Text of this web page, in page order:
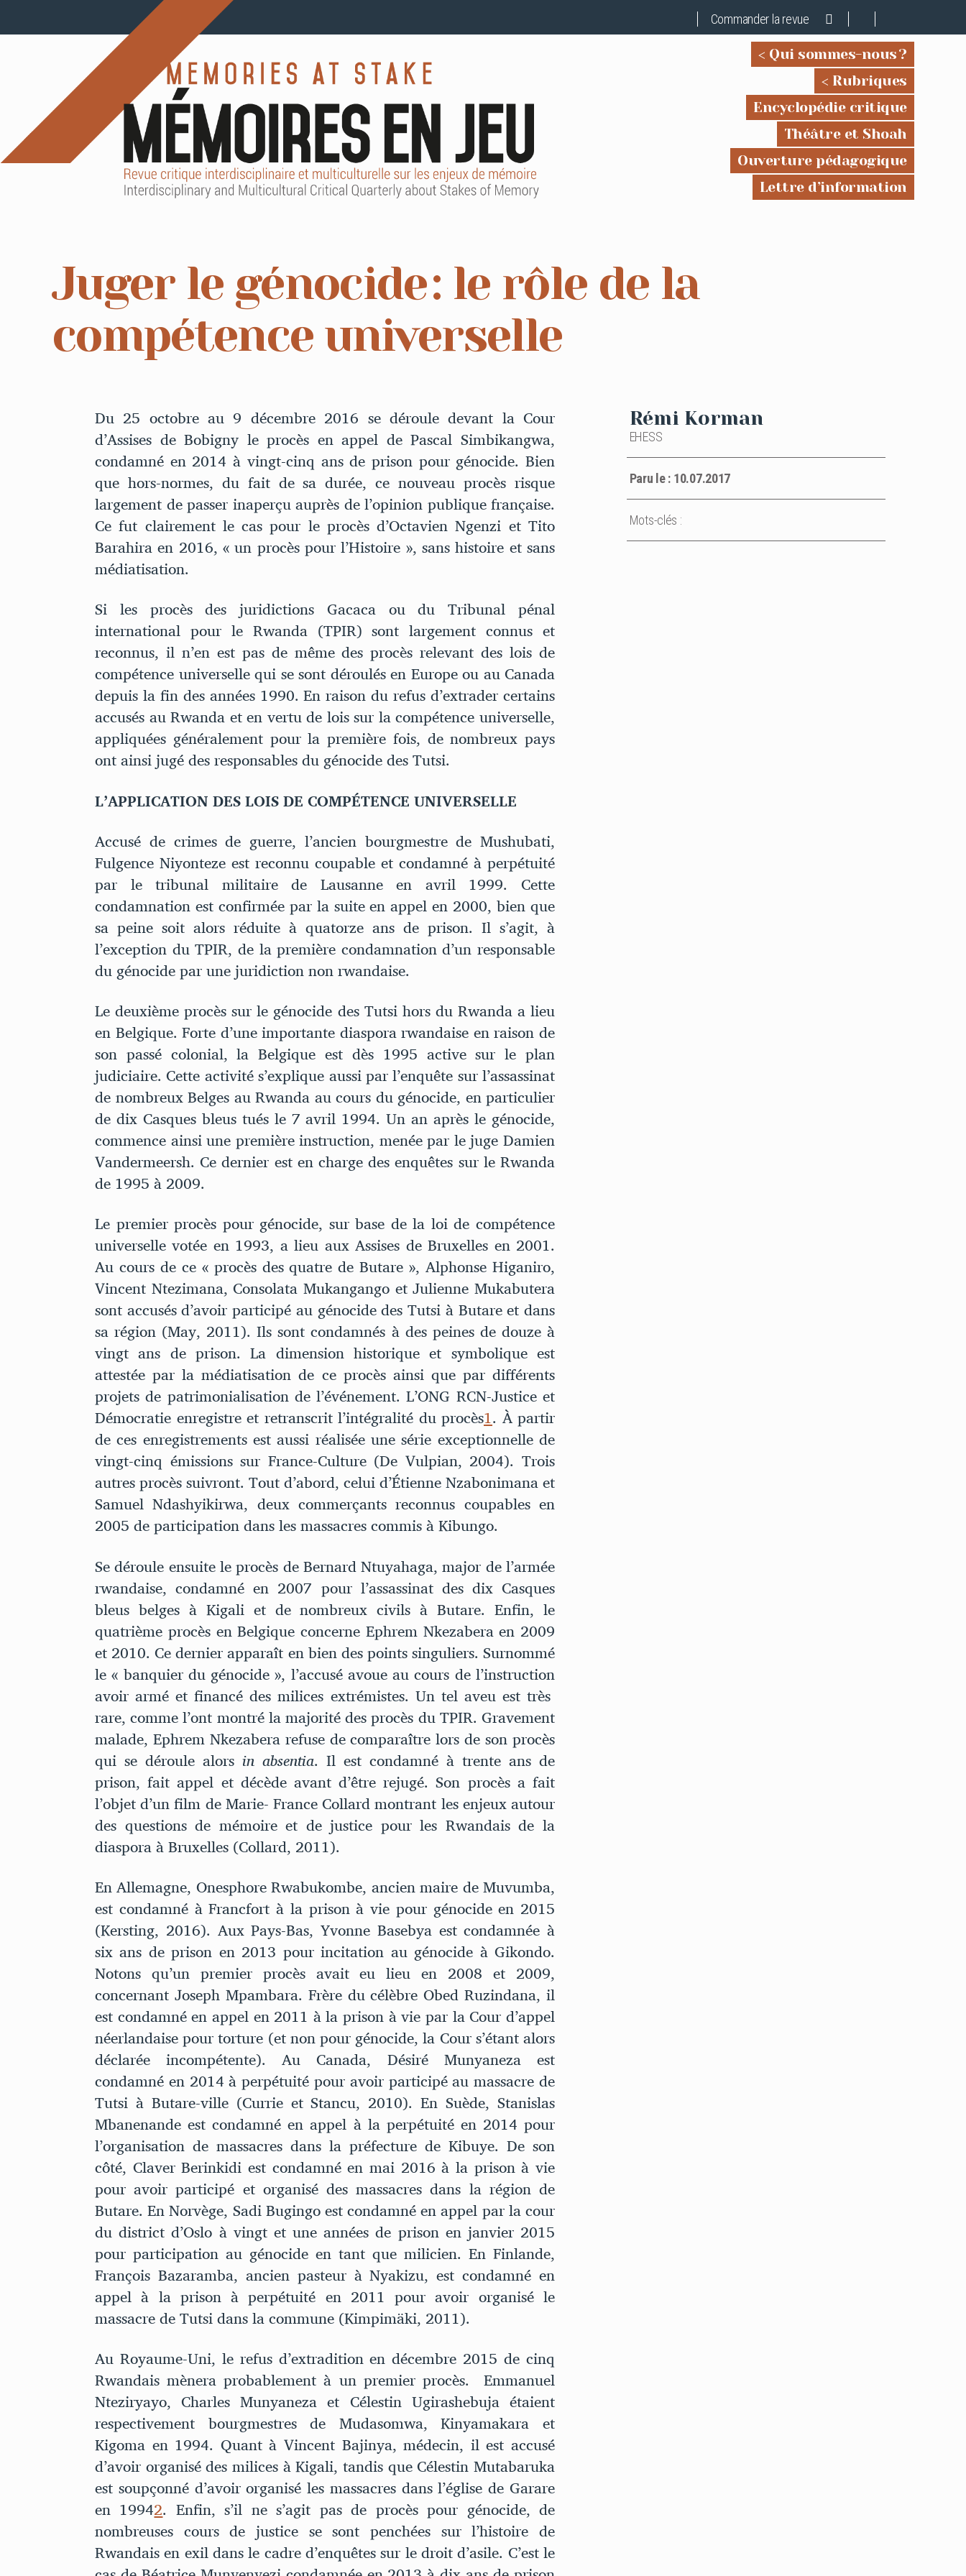
Commander la revue
Qui sommes-nous ?
Rubriques
Encyclopédie critique
Théâtre et Shoah
Ouverture pédagogique
Lettre d’information
Juger le génocide : le rôle de la
compétence universelle
Rémi Korman
EHESS
Paru le : 10.07.2017
Mots-clés :
Du 25 octobre au 9 décembre 2016 se déroule devant la Cour
d’Assises de Bobigny le procès en appel de Pascal Simbikangwa,
condamné en 2014 à vingt-cinq ans de prison pour génocide. Bien
que hors-normes, du fait de sa durée, ce nouveau procès risque
largement de passer inaperçu auprès de l’opinion publique française.
Ce fut clairement le cas pour le procès d’Octavien Ngenzi et Tito
Barahira en 2016, « un procès pour l’Histoire », sans histoire et sans
médiatisation.
Si les procès des juridictions Gacaca ou du Tribunal pénal
international pour le Rwanda (TPIR) sont largement connus et
reconnus, il n’en est pas de même des procès relevant des lois de
compétence universelle qui se sont déroulés en Europe ou au Canada
depuis la fin des années 1990. En raison du refus d’extrader certains
accusés au Rwanda et en vertu de lois sur la compétence universelle,
appliquées généralement pour la première fois, de nombreux pays
ont ainsi jugé des responsables du génocide des Tutsi.
L’APPLICATION DES LOIS DE COMPÉTENCE UNIVERSELLE
Accusé de crimes de guerre, l’ancien bourgmestre de Mushubati,
Fulgence Niyonteze est reconnu coupable et condamné à perpétuité
par le tribunal militaire de Lausanne en avril 1999. Cette
condamnation est confirmée par la suite en appel en 2000, bien que
sa peine soit alors réduite à quatorze ans de prison. Il s’agit, à
l’exception du TPIR, de la première condamnation d’un responsable
du génocide par une juridiction non rwandaise.
Le deuxième procès sur le génocide des Tutsi hors du Rwanda a lieu
en Belgique. Forte d’une importante diaspora rwandaise en raison de
son passé colonial, la Belgique est dès 1995 active sur le plan
judiciaire. Cette activité s’explique aussi par l’enquête sur l’assassinat
de nombreux Belges au Rwanda au cours du génocide, en particulier
de dix Casques bleus tués le 7 avril 1994. Un an après le génocide,
commence ainsi une première instruction, menée par le juge Damien
Vandermeersh. Ce dernier est en charge des enquêtes sur le Rwanda
de 1995 à 2009.
Le premier procès pour génocide, sur base de la loi de compétence
universelle votée en 1993, a lieu aux Assises de Bruxelles en 2001.
Au cours de ce « procès des quatre de Butare », Alphonse Higaniro,
Vincent Ntezimana, Consolata Mukangango et Julienne Mukabutera
sont accusés d’avoir participé au génocide des Tutsi à Butare et dans
sa région (May, 2011). Ils sont condamnés à des peines de douze à
vingt ans de prison. La dimension historique et symbolique est
attestée par la médiatisation de ce procès ainsi que par différents
projets de patrimonialisation de l’événement. L’ONG RCN-Justice et
Démocratie enregistre et retranscrit l’intégralité du procès1. À partir
de ces enregistrements est aussi réalisée une série exceptionnelle de
vingt-cinq émissions sur France-Culture (De Vulpian, 2004). Trois
autres procès suivront. Tout d’abord, celui d’Étienne Nzabonimana et
Samuel Ndashyikirwa, deux commerçants reconnus coupables en
2005 de participation dans les massacres commis à Kibungo.
Se déroule ensuite le procès de Bernard Ntuyahaga, major de l’armée
rwandaise, condamné en 2007 pour l’assassinat des dix Casques
bleus belges à Kigali et de nombreux civils à Butare. Enfin, le
quatrième procès en Belgique concerne Ephrem Nkezabera en 2009
et 2010. Ce dernier apparaît en bien des points singuliers. Surnommé
le « banquier du génocide », l’accusé avoue au cours de l’instruction
avoir armé et financé des milices extrémistes. Un tel aveu est très
rare, comme l’ont montré la majorité des procès du TPIR. Gravement
malade, Ephrem Nkezabera refuse de comparaître lors de son procès
qui se déroule alors in absentia. Il est condamné à trente ans de
prison, fait appel et décède avant d’être rejugé. Son procès a fait
l’objet d’un film de Marie- France Collard montrant les enjeux autour
des questions de mémoire et de justice pour les Rwandais de la
diaspora à Bruxelles (Collard, 2011).
En Allemagne, Onesphore Rwabukombe, ancien maire de Muvumba,
est condamné à Francfort à la prison à vie pour génocide en 2015
(Kersting, 2016). Aux Pays-Bas, Yvonne Basebya est condamnée à
six ans de prison en 2013 pour incitation au génocide à Gikondo.
Notons qu’un premier procès avait eu lieu en 2008 et 2009,
concernant Joseph Mpambara. Frère du célèbre Obed Ruzindana, il
est condamné en appel en 2011 à la prison à vie par la Cour d’appel
néerlandaise pour torture (et non pour génocide, la Cour s’étant alors
déclarée incompétente). Au Canada, Désiré Munyaneza est
condamné en 2014 à perpétuité pour avoir participé au massacre de
Tutsi à Butare-ville (Currie et Stancu, 2010). En Suède, Stanislas
Mbanenande est condamné en appel à la perpétuité en 2014 pour
l’organisation de massacres dans la préfecture de Kibuye. De son
côté, Claver Berinkidi est condamné en mai 2016 à la prison à vie
pour avoir participé et organisé des massacres dans la région de
Butare. En Norvège, Sadi Bugingo est condamné en appel par la cour
du district d’Oslo à vingt et une années de prison en janvier 2015
pour participation au génocide en tant que milicien. En Finlande,
François Bazaramba, ancien pasteur à Nyakizu, est condamné en
appel à la prison à perpétuité en 2011 pour avoir organisé le
massacre de Tutsi dans la commune (Kimpimäki, 2011).
Au Royaume-Uni, le refus d’extradition en décembre 2015 de cinq
Rwandais mènera probablement à un premier procès. Emmanuel
Nteziryayo, Charles Munyaneza et Célestin Ugirashebuja étaient
respectivement bourgmestres de Mudasomwa, Kinyamakara et
Kigoma en 1994. Quant à Vincent Bajinya, médecin, il est accusé
d’avoir organisé des milices à Kigali, tandis que Célestin Mutabaruka
est soupçonné d’avoir organisé les massacres dans l’église de Garare
en 19942. Enfin, s’il ne s’agit pas de procès pour génocide, de
nombreuses cours de justice se sont penchées sur l’histoire de
Rwandais en exil dans le cadre d’enquêtes sur le droit d’asile. C’est le